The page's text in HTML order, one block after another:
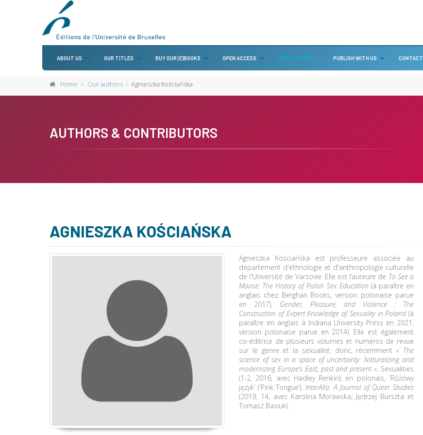
ABOUT US OUR TITLES BUY OUR (E)BOOKS OPEN ACCESS OUR AUTHORS PUBLISH WITH US CONTACT
Home Our authors Agnieszka Kościańska
AUTHORS & CONTRIBUTORS
AGNIESZKA KOŚCIAŃSKA
Agnieszka Kościańska est professeure associée au
département d'éthnologie et d'anthropologie culturelle
de l'Université de Varsovie. Elle est l’auteure de To See a
Moose: The History of Polish Sex Education (à paraître en
anglais chez Berghan Books, version polonaise parue
en 2017), Gender, Pleasure, and Violence : The
Construction of Expert Knowledge of Sexuality in Poland (à
paraître en anglais à Indiana University Press en 2021,
version polonaise parue en 2014). Elle est également
co-éditrice de plusieurs volumes et numéros de revue
sur le genre et la sexualité, donc, récemment« The
science of sex in a space of uncertainty: Naturalizing and
modernizing Europe’s East, past and present », Sexualities
(1-2, 2016, avec Hadley Renkin); en polonais, 'Różowy
język’ ('Pink Tongue’), InterAlia: A Journal of Queer Studies
(2019, 14, avec Karolina Morawska, Jędrzej Burszta et
Tomasz Basiuk).